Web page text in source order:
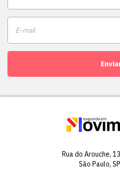
Rua do Arouche,
São Paulo,